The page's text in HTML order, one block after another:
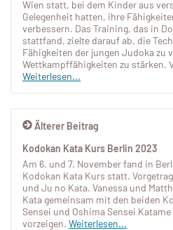
Älterer Beitrag
Kodokan Kata Kurs Berlin 2023
Am 6. und 7. November fand in
Kodokan Kata Kurs statt.
und Ju no Kata. Vanessa und
Kata gemeinsam mit den beiden
Sensei und Oshima Sensei
vorzeigen. Weiterlesen...
Wien statt, bei dem Kinder aus
Gelegenheit hatten, ihre
verbessern. Das Training, das in
stattfand, zielte darauf ab, die
Fähigkeiten der jungen Judoka zu
Wettkampffähigkeiten zu stärken.
Weiterlesen...